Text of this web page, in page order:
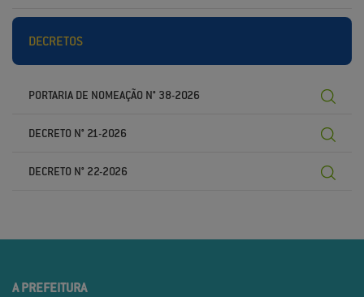
DECRETOS
PORTARIA DE NOMEAÇÃO N° 38-2026
DECRETO N° 21-2026
DECRETO N° 22-2026
A PREFEITURA